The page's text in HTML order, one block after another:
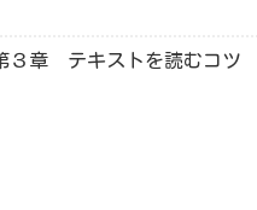
３章 テキストを読むコツ